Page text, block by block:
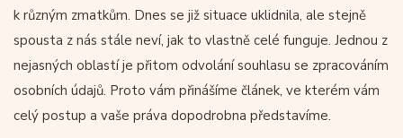
k různým zmatkům. Dnes se již situace uklidnila, ale stejně
spousta z nás stále neví, jak to vlastně celé funguje. Jednou z
nejasných oblastí je přitom odvolání souhlasu se zpracováním
osobních údajů. Proto vám přinášíme článek, ve kterém vám
celý postup a vaše práva dopodrobna představíme.